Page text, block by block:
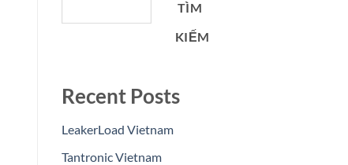
TÌM
KIẾM
Recent Posts
LeakerLoad Vietnam
Tantronic Vietnam